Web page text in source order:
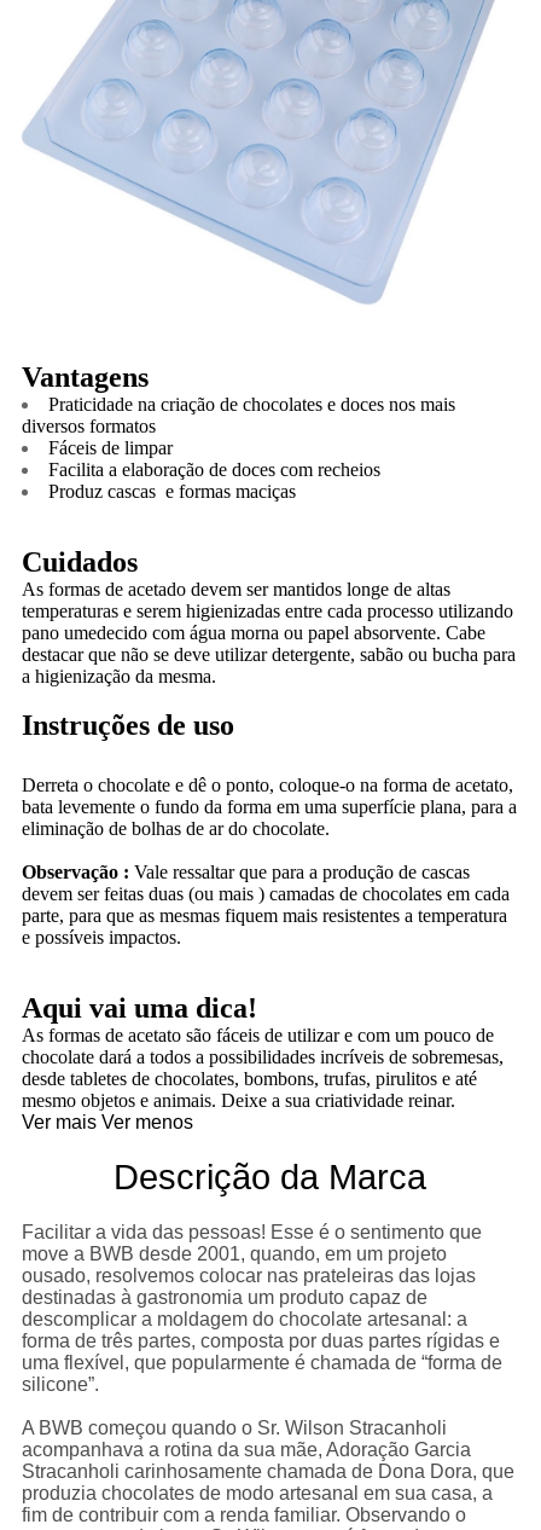
Vantagens
Praticidade na criação de chocolates e doces nos mais
diversos formatos
Fáceis de limpar
Facilita a elaboração de doces com recheios
Produz cascas e formas maciças
Cuidados
As formas de acetado devem ser mantidos longe de altas
temperaturas e serem higienizadas entre cada processo utilizando
pano umedecido com água morna ou papel absorvente. Cabe
destacar que não se deve utilizar detergente, sabão ou bucha para
a higienização da mesma.
Instruções de uso
Derreta o chocolate e dê o ponto, coloque-o na forma de acetato,
bata levemente o fundo da forma em uma superfície plana, para a
eliminação de bolhas de ar do chocolate.
Observação : Vale ressaltar que para a produção de cascas
devem ser feitas duas (ou mais ) camadas de chocolates em cada
parte, para que as mesmas fiquem mais resistentes a temperatura
e possíveis impactos.
Aqui vai uma dica!
As formas de acetato são fáceis de utilizar e com um pouco de
chocolate dará a todos a possibilidades incríveis de sobremesas,
desde tabletes de chocolates, bombons, trufas, pirulitos e até
mesmo objetos e animais. Deixe a sua criatividade reinar.
Ver mais Ver menos
Descrição da Marca
Facilitar a vida das pessoas! Esse é o sentimento que
move a BWB desde 2001, quando, em um projeto
ousado, resolvemos colocar nas prateleiras das lojas
destinadas à gastronomia um produto capaz de
descomplicar a moldagem do chocolate artesanal: a
forma de três partes, composta por duas partes rígidas e
uma flexível, que popularmente é chamada de “forma de
silicone”.
A BWB começou quando o Sr. Wilson Stracanholi
acompanhava a rotina da sua mãe, Adoração Garcia
Stracanholi carinhosamente chamada de Dona Dora, que
produzia chocolates de modo artesanal em sua casa, a
fim de contribuir com a renda familiar. Observando o